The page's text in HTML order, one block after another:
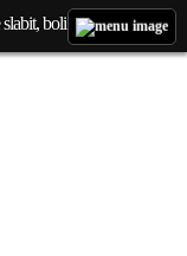
Corpul Uman - Informatii medicale, diete de slabit, boli si afectiuni